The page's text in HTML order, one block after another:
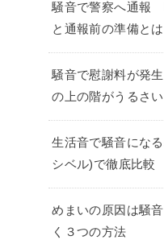
騒音で警察へ通報
と通報前の準備とは
騒音で慰謝料が発
の上の階がうるさい
生活音で騒音にな
シベル)で徹底比較
めまいの原因は騒
く３つの方法